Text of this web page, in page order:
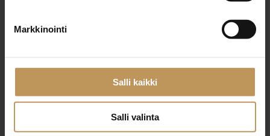
Markkinointi
Salli kaikki
Salli valinta
Nimi*